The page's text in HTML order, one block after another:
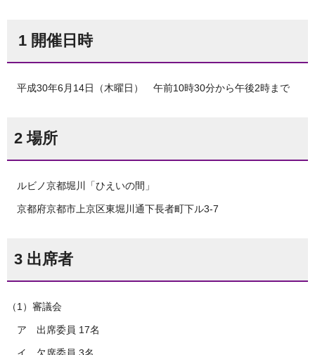
1 開催日時
平成30年6月14日（木曜日） 午前10時30分から午後2時まで
2 場所
ルビノ京都堀川「ひえいの間」
京都府京都市上京区東堀川通下長者町下ル3-7
3 出席者
（1）審議会
ア 出席委員 17名